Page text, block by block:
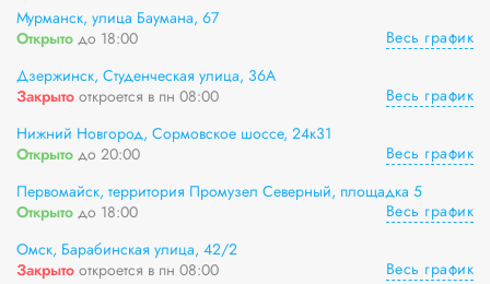
Мурманск, улица Баумана, 67
Открыто до 18:00
Весь график
Дзержинск, Студенческая улица, 36А
Закрыто откроется в пн 08:00
Весь график
Нижний Новгород, Сормовское шоссе, 24к31
Открыто до 20:00
Весь график
Первомайск, территория Промузел Северный, площадка 5
Открыто до 18:00
Весь график
Омск, Барабинская улица, 42/2
Закрыто откроется в пн 08:00
Весь график